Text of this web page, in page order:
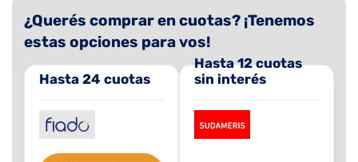
¿Querés comprar en cuotas? ¡Tenemos
estas opciones para vos!
Hasta 24 cuotas
Hasta 12 cuotas
sin interés